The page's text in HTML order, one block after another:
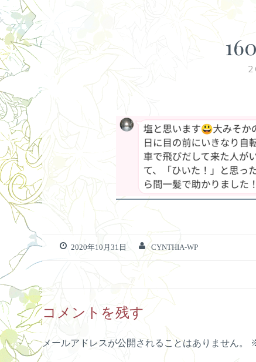
2020年10月31日 CYNTHIA-WP
コメントを残す
メールアドレスが公開されることはありません。